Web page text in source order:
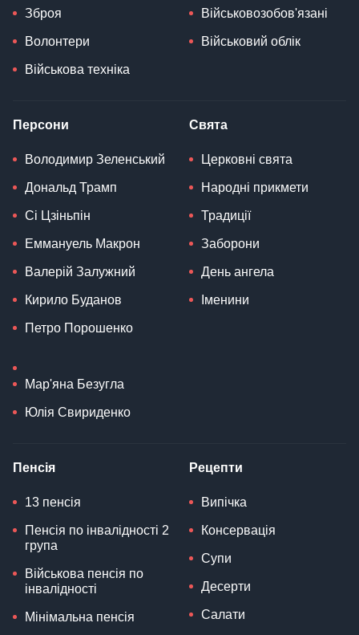
Зброя
Волонтери
Військова техніка
Військовозобов'язані
Військовий облік
Персони
Володимир Зеленський
Дональд Трамп
Сі Цзіньпін
Еммануель Макрон
Валерій Залужний
Кирило Буданов
Петро Порошенко
Мар'яна Безугла
Юлія Свириденко
Свята
Церковні свята
Народні прикмети
Традиції
Заборони
День ангела
Іменини
Пенсія
13 пенсія
Пенсія по інвалідності 2
група
Військова пенсія по
інвалідності
Мінімальна пенсія
Рецепти
Випічка
Консервація
Супи
Десерти
Салати